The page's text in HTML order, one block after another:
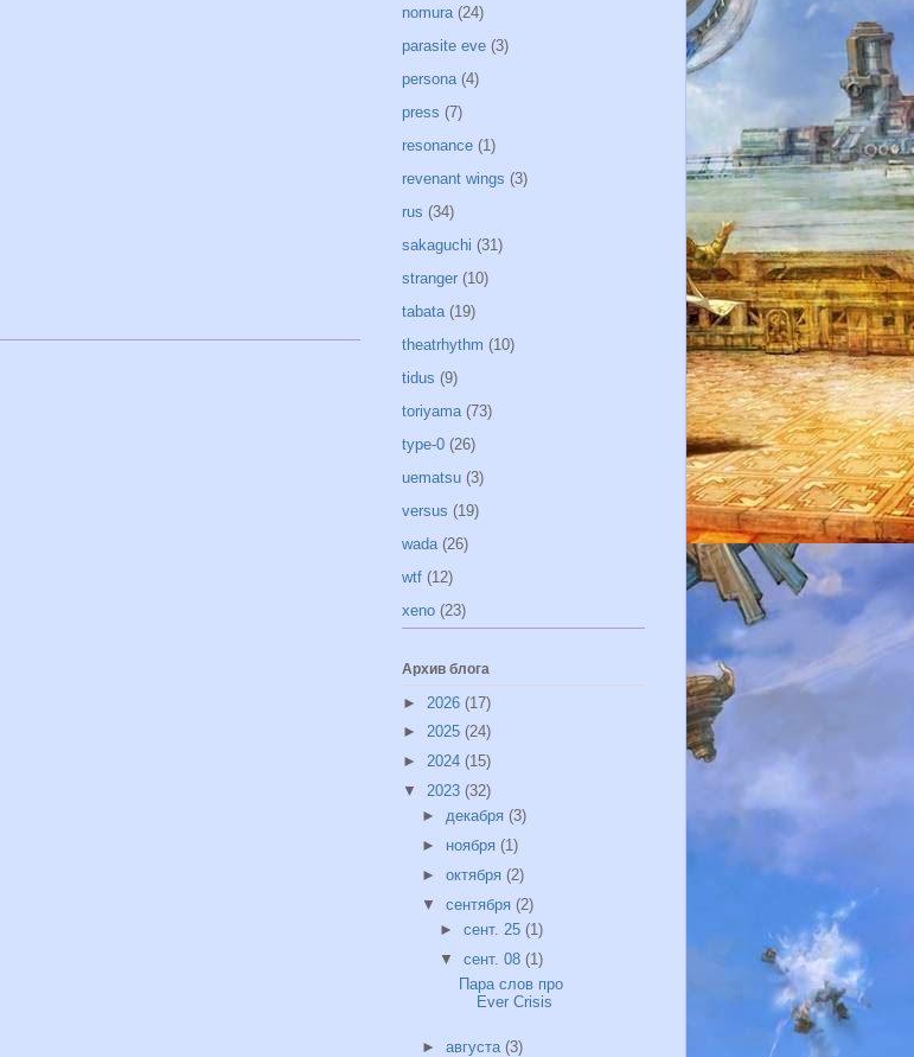
nomura (24)
parasite eve (3)
persona (4)
press (7)
resonance (1)
revenant wings (3)
rus (34)
sakaguchi (31)
stranger (10)
tabata (19)
theatrhythm (10)
tidus (9)
toriyama (73)
type-0 (26)
uematsu (3)
versus (19)
wada (26)
wtf (12)
xeno (23)
Архив блога
► 2026 (17)
► 2025 (24)
► 2024 (15)
▼ 2023 (32)
► декабря (3)
► ноября (1)
► октября (2)
▼ сентября (2)
►сент. 25(1)
▼сент. 08(1)
Пара слов про
Ever Crisis
► августа (3)